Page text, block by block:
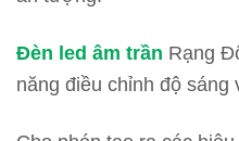
Đèn led âm trần Rạng
năng điều chỉnh độ sáng